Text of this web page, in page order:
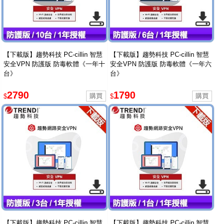
【下載版】趨勢科技 PC-cillin 智慧
安全VPN 防護版 防毒軟體《一年十
台》
$2790
【下載版】趨勢科技 PC-cillin 智慧
安全VPN 防護版 防毒軟體《一年六
台》
$1790
【下載版】趨勢科技 PC-cillin 智慧
【下載版】趨勢科技 PC-cillin 智慧